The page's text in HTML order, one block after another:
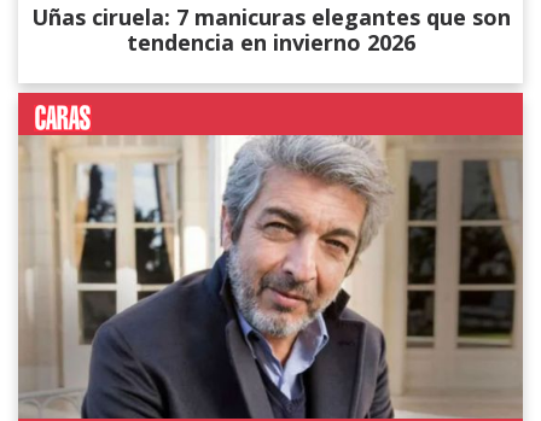
Uñas ciruela: 7 manicuras elegantes que son
tendencia en invierno 2026